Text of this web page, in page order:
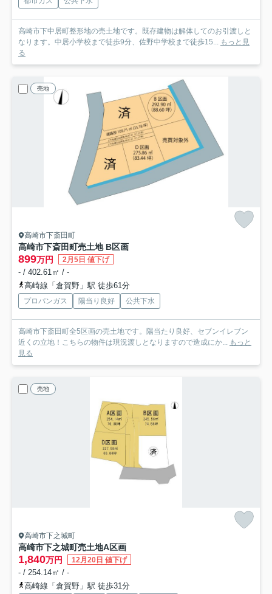
高崎市下中居町整形地の売土地です。既存建物は解体してのお引渡しと
なります。中居小学校まで徒歩9分、佐野中学校まで徒歩15... もっと見
る
売地
高崎市下斎田町
高崎市下斎田町売土地 B区画
899万円 2月5日 値下げ
- / 402.61㎡ / -
高崎線「倉賀野」駅 徒歩61分
プロパンガス 陽当り良好 公共下水
高崎市下斎田町全5区画の売土地です。陽当たり良好、セブンイレブン
近くの立地！こちらの物件は現況渡しとなりますので造成にか... もっと
見る
売地
高崎市下之城町
高崎市下之城町売土地A区画
1,840万円 12月20日 値下げ
- / 254.14㎡ / -
高崎線「倉賀野」駅 徒歩31分